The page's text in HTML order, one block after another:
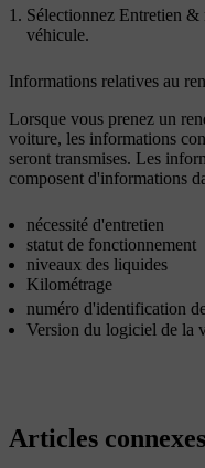
Sélectionnez Entretien &
véhicule.
Informations relatives au
Lorsque vous prenez un
voiture, les informations
seront transmises. Les
composent d'informations
nécessité d'entretien
statut de fonctionnement
niveaux des liquides
Kilométrage
numéro d'identification
Version du logiciel de la
Articles connexes